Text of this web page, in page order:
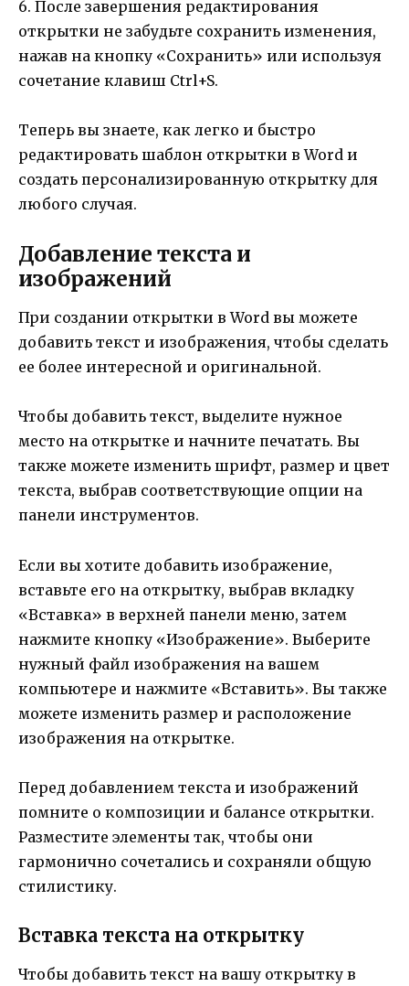
6. После завершения редактирования
открытки не забудьте сохранить изменения,
нажав на кнопку «Сохранить» или используя
сочетание клавиш Ctrl+S.
Теперь вы знаете, как легко и быстро
редактировать шаблон открытки в Word и
создать персонализированную открытку для
любого случая.
Добавление текста и
изображений
При создании открытки в Word вы можете
добавить текст и изображения, чтобы сделать
ее более интересной и оригинальной.
Чтобы добавить текст, выделите нужное
место на открытке и начните печатать. Вы
также можете изменить шрифт, размер и цвет
текста, выбрав соответствующие опции на
панели инструментов.
Если вы хотите добавить изображение,
вставьте его на открытку, выбрав вкладку
«Вставка» в верхней панели меню, затем
нажмите кнопку «Изображение». Выберите
нужный файл изображения на вашем
компьютере и нажмите «Вставить». Вы также
можете изменить размер и расположение
изображения на открытке.
Перед добавлением текста и изображений
помните о композиции и балансе открытки.
Разместите элементы так, чтобы они
гармонично сочетались и сохраняли общую
стилистику.
Вставка текста на открытку
Чтобы добавить текст на вашу открытку в